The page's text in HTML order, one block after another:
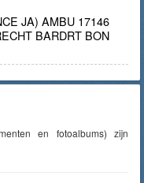
JA) AMBU 17146
BARDRT BON
en fotoalbums) zijn